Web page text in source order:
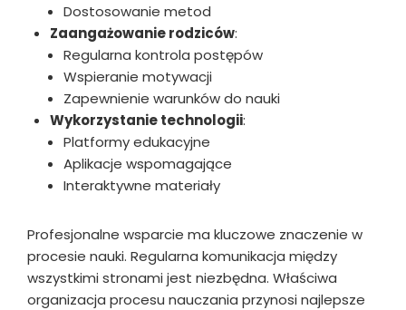
Dostosowanie metod
Zaangażowanie rodziców:
Regularna kontrola postępów
Wspieranie motywacji
Zapewnienie warunków do nauki
Wykorzystanie technologii:
Platformy edukacyjne
Aplikacje wspomagające
Interaktywne materiały
Profesjonalne wsparcie ma kluczowe znaczenie w
procesie nauki. Regularna komunikacja między
wszystkimi stronami jest niezbędna. Właściwa
organizacja procesu nauczania przynosi najlepsze